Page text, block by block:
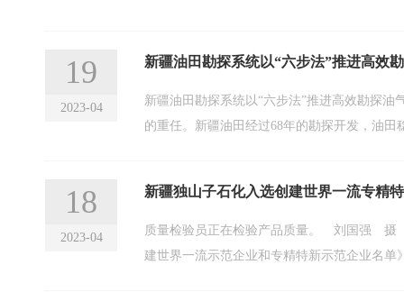
19
2023-04
新疆油田勘探系统以“六步法”推进高效
新疆油田勘探系统以“六步法”推进高效勘探
的重任。新疆油田经过68年的勘探开发，油
18
2023-04
新疆独山子石化入选创建世界一流专精
质量检验员正在检验产品质量。 刘国强 摄
建世界一流示范企业和专精特新示范企业名